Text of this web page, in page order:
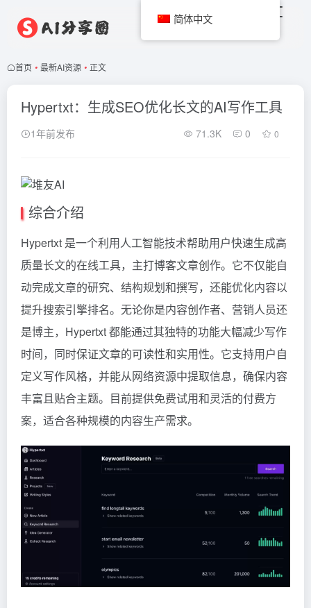
首页 • 最新AI资源 • 正文
Hypertxt：生成SEO优化长文的AI写作工具
1年前发布 71.3K 0 0
综合介绍
Hypertxt 是一个利用人工智能技术帮助用户快速生成高
质量长文的在线工具，主打博客文章创作。它不仅能自
动完成文章的研究、结构规划和撰写，还能优化内容以
提升搜索引擎排名。无论你是内容创作者、营销人员还
是博主，Hypertxt 都能通过其独特的功能大幅减少写作
时间，同时保证文章的可读性和实用性。它支持用户自
定义写作风格，并能从网络资源中提取信息，确保内容
丰富且贴合主题。目前提供免费试用和灵活的付费方
案，适合各种规模的内容生产需求。
简体中文